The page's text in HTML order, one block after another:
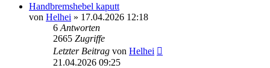
Handbremshebel kaputt
von Helhei » 17.04.2026 12:18
6 Antworten
2665 Zugriffe
Letzter Beitrag von Helhei
21.04.2026 09:25